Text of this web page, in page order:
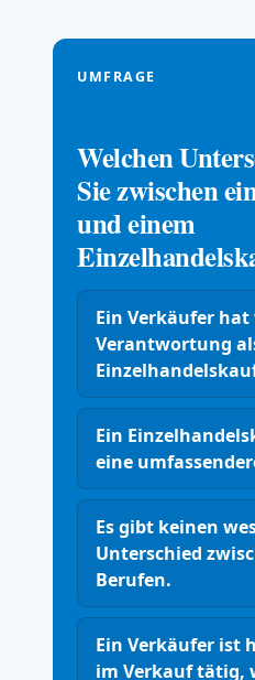
UMFRAGE
Welchen
Sie zwischen
und einem
Ein Verkäufer
Verantwortung
Ein
eine
Es gibt keinen
Unterschied
Berufen.
Ein Verkäufer ist
im Verkauf tätig,